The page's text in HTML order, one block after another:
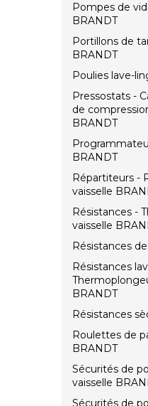
Pompes de
BRANDT
Portillons de
BRANDT
Poulies lave-
Pressostats -
de
BRANDT
BRANDT
Répartiteurs -
vaisselle
Résistances -
vaisselle
Résistances
Résistances
BRANDT
Résistances
Roulettes de
BRANDT
Sécurités de
vaisselle
Sécurités de